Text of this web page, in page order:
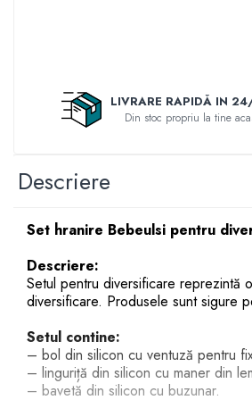
Arme de jucarie
Vehicule
Jocuri
Jocuri Creative
Jucarii Bebelusi
Jucarii De Plus
Puzzle
Sparkle Girlz
Stumble Guys
Unicorn Academy
Zenva-Auto
LIVRARE RAPIDĂ IN
Din stoc propriu la tine
Descriere
Set hranire Bebeulsi pentru
Descriere:
Setul pentru diversificare reprezintă
diversificare. Produsele sunt sigure
Setul contine:
– bol din silicon cu ventuză pentru
– linguriță din silicon cu maner din
– bavetă din silicon cu buzunar.